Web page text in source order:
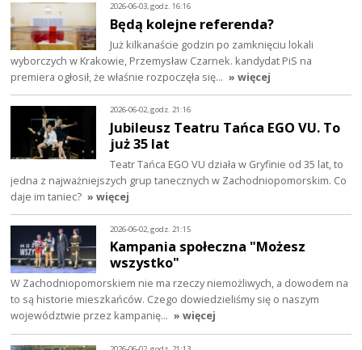
2026-06-03, godz. 16:16
Będą kolejne referenda?
Już kilkanaście godzin po zamknięciu lokali
wyborczych w Krakowie, Przemysław Czarnek. kandydat PiS na
premiera ogłosił, że właśnie rozpoczęła się… » więcej
2026-06-02, godz. 21:16
Jubileusz Teatru Tańca EGO VU. To
już 35 lat
Teatr Tańca EGO VU działa w Gryfinie od 35 lat, to
jedna z najważniejszych grup tanecznych w Zachodniopomorskim. Co
daje im taniec? » więcej
2026-06-02, godz. 21:15
Kampania społeczna "Możesz
wszystko"
W Zachodniopomorskiem nie ma rzeczy niemożliwych, a dowodem na
to są historie mieszkańców. Czego dowiedzieliśmy się o naszym
województwie przez kampanię… » więcej